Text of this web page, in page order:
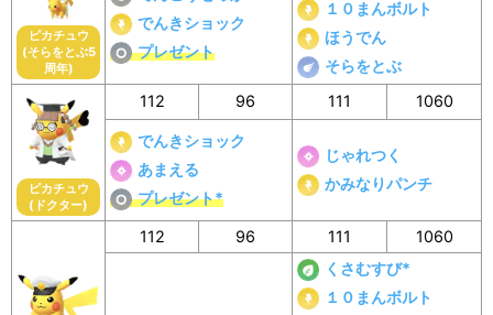
ピカチュウ
(そらをとぶ5
周年)
でんきショック
プレゼント
１０まんボルト
ほうでん
そらをとぶ
ピカチュウ
(ドクター)
112 96 111 1060
でんきショック
あまえる
プレゼント*
じゃれつく
かみなりパンチ
112 96 111 1060
くさむすび*
１０まんボルト